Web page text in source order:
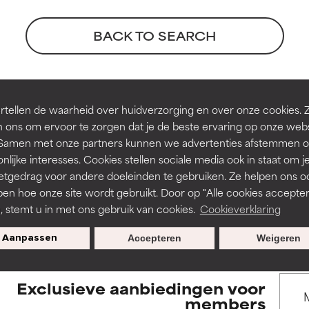
de waarheid over huidverzorging en over onze cookies.
ons om ervoor te zorgen dat je de beste ervaring op onze
met onze partners kunnen we advertenties afstemmen
interesses. Cookies stellen sociale media ook in staat om je
voor andere doeleinden te gebruiken. Ze helpen ons
hoe onze site wordt gebruikt. Door op "Alle cookies
stemt u in met ons gebruik van cookies. Cookieverklaring
Aanpassen Weigeren
Accepteren
BACK TO SEARCH
1848-1853
to assess ingredients in this dictionary. Regulations
door onafhankelijk onderzoek. Uitstekend actief
of huidproblemen.
irriterend maar kan esthetische, stabiliteits- of andere
is aanwezig. Het risico wordt vergroot als het gecombineerd
ingrediënten.
droogheid, enz. veroorzaken. Kan in sommige gevallen
het algemeen is bewezen dat het meer kwaad dan goed
door onafhankelijk onderzoek. Uitstekend actief
of huidproblemen.
irriterend maar kan esthetische, stabiliteits- of andere
is aanwezig. Het risico wordt vergroot als het gecombineerd
ingrediënten.
droogheid, enz. veroorzaken. Kan in sommige gevallen
het algemeen is bewezen dat het meer kwaad dan goed
Exclusieve aanbiedingen voor
members